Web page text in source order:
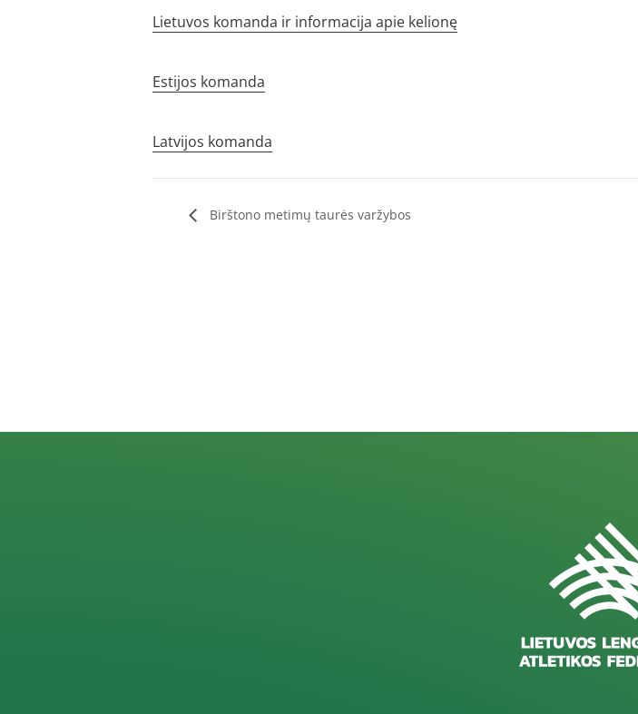
Lietuvos komanda ir informacija apie kelionę
Estijos komanda
Latvijos komanda
Birštono metimų taurės varžybos